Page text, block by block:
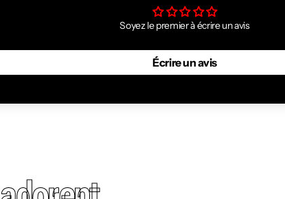
Soyez le premier à écrire un avis
Écrire un avis